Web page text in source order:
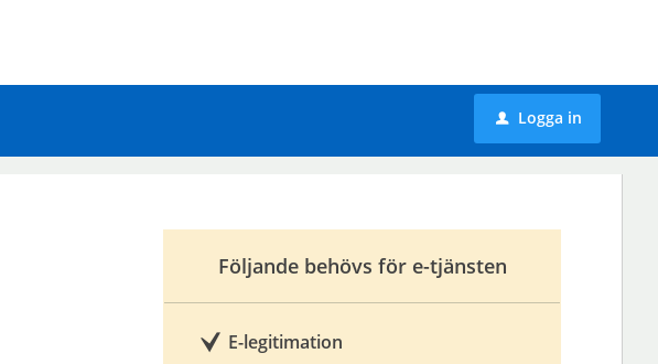
u Logga in
Följande behövs för e-tjänsten
E-legitimation